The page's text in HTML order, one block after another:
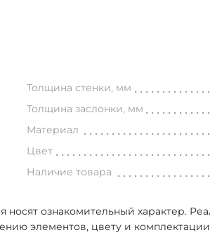
Толщина стенки, мм
Толщина заслонки, мм
Материал
Цвет
Наличие товара
ознакомительный характер.
элементов, цвету и